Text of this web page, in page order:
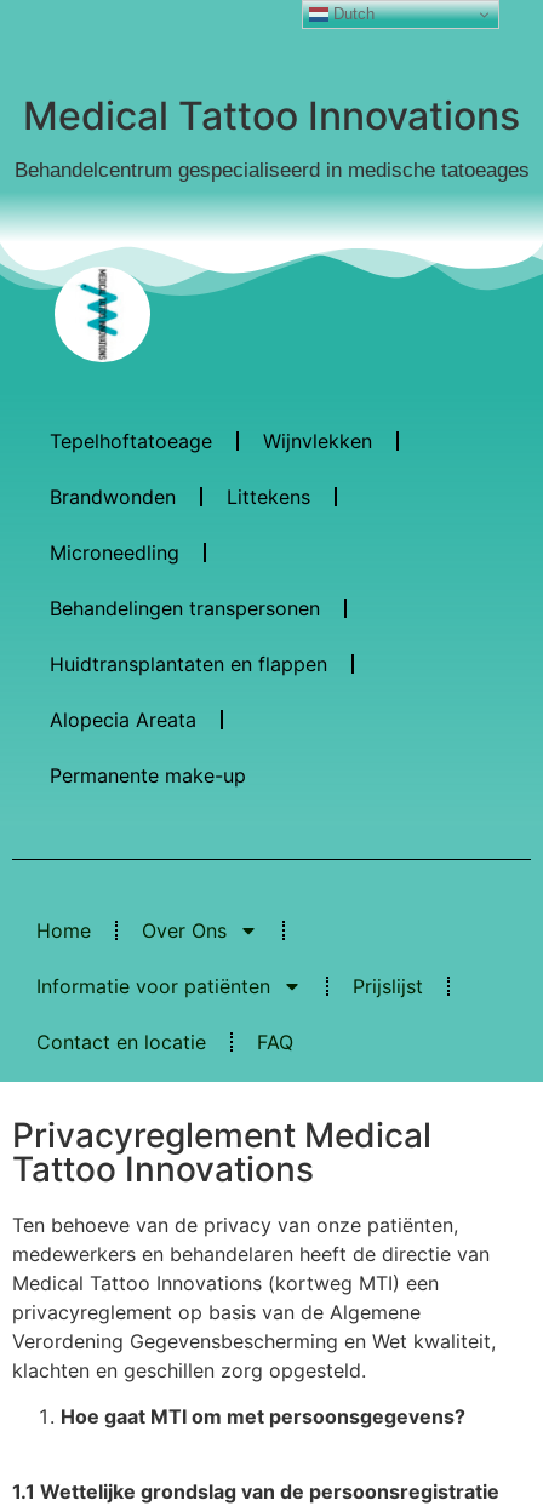
Medical Tattoo Innovations
Behandelcentrum gespecialiseerd in medische tatoeages
Tepelhoftatoeage Wijnvlekken
Brandwonden Littekens
Microneedling
Behandelingen transpersonen
Huidtransplantaten en flappen
Alopecia Areata
Permanente make-up
Home Over Ons
Informatie voor patiënten Prijslijst
Contact en locatie FAQ
Privacyreglement Medical
Tattoo Innovations
Ten behoeve van de privacy van onze patiënten,
medewerkers en behandelaren heeft de directie van
Medical Tattoo Innovations (kortweg MTI) een
privacyreglement op basis van de Algemene
Verordening Gegevensbescherming en Wet kwaliteit,
klachten en geschillen zorg opgesteld.
Hoe gaat MTI om met persoonsgegevens?
1.1 Wettelijke grondslag van de persoonsregistratie
Dutch